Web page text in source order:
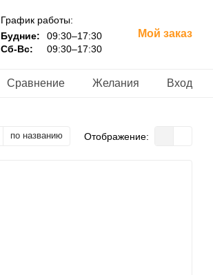
График работы:
Будние:
09:30–17:30
Сб-Вс:
09:30–17:30
Мой заказ
Сравнение Желания Вход
по названию Отображение: